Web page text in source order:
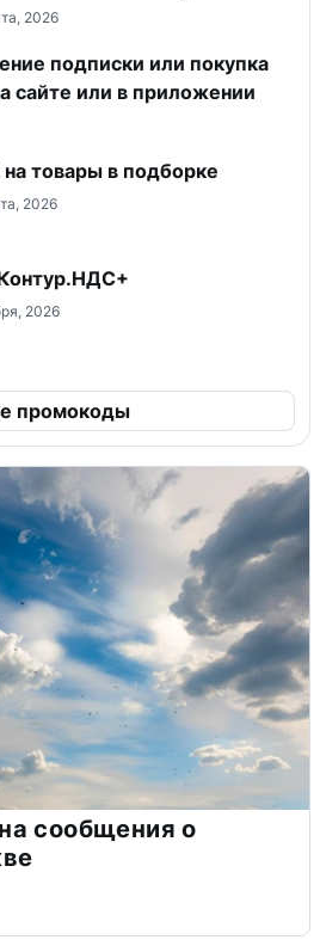
2026
подписки или покупка
сайте или в приложении
товары в подборке
2026
2026
промокоды
сообщения о